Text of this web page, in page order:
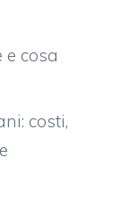
cosa
costi,